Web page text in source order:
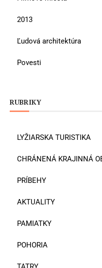
2013
Ľudová architektúra
Povesti
RUBRIKY
LYŽIARSKA TURISTIKA
CHRÁNENÁ KRAJINNÁ
PRÍBEHY
AKTUALITY
PAMIATKY
POHORIA